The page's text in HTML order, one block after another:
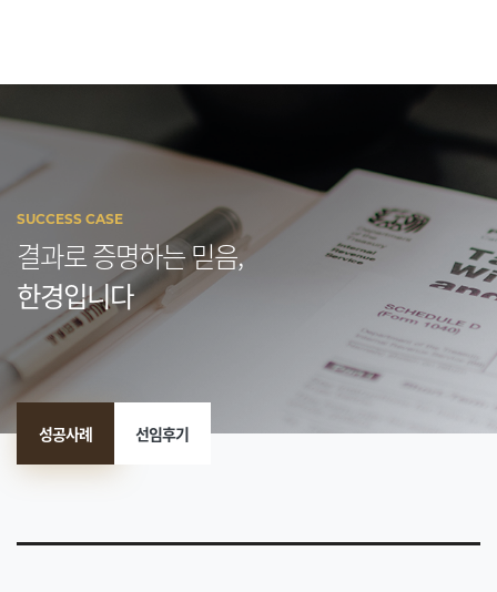
SUCCESS CASE
결과로 증명하는 믿음,
한경입니다
성공사례 선임후기